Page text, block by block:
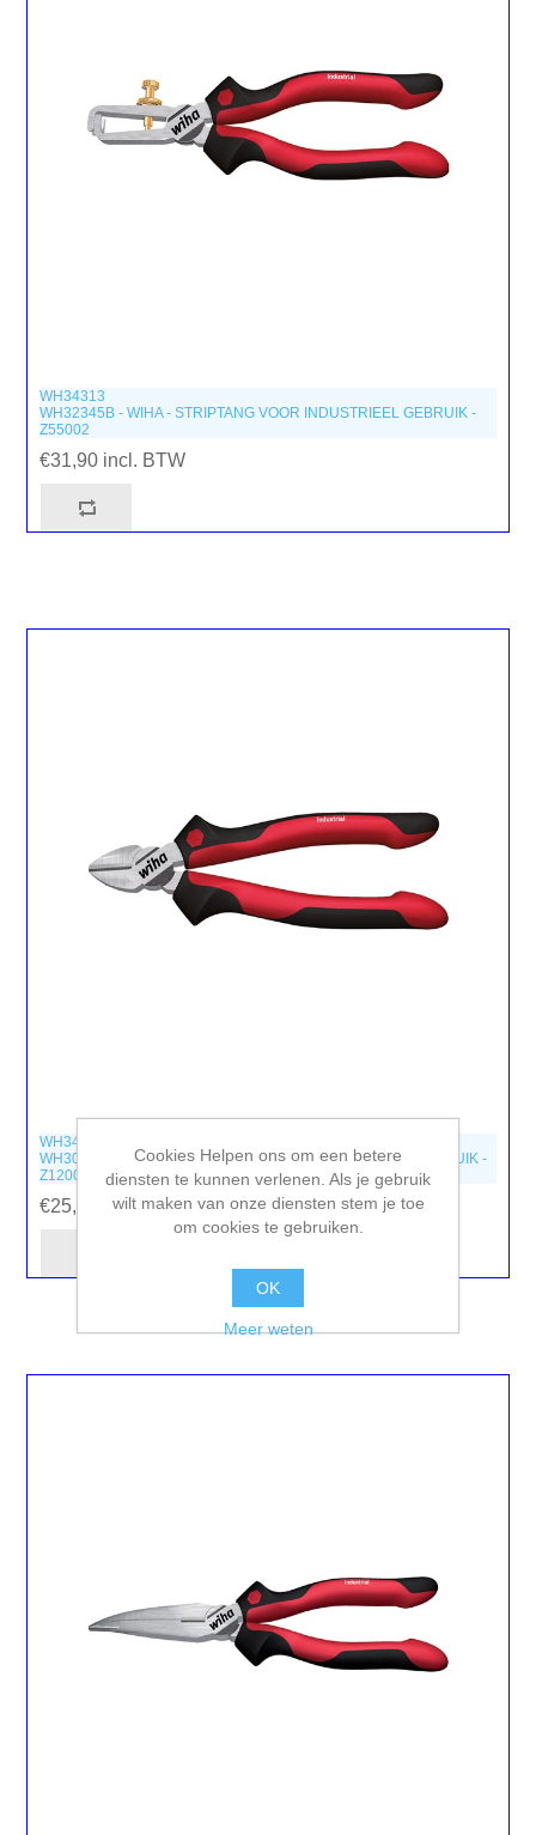
WH34313
WH32345B - WIHA - STRIPTANG VOOR INDUSTRIEEL GEBRUIK -
Z55002
€31,90 incl. BTW
WH34516
WH30827B - WIHA - ZIJKNIPTANG VOOR INDUSTRIEEL GEBRUIK -
Z12002
€25,90 incl. BTW
Cookies Helpen ons om een betere
diensten te kunnen verlenen. Als je gebruik
wilt maken van onze diensten stem je toe
om cookies te gebruiken.
OK
Meer weten